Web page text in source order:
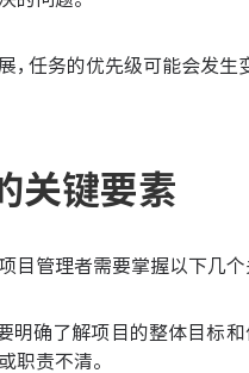
任务的优先级可能会发生
关键要素
目管理者需要掌握以下几个
明确了解项目的整体目标
职责不清。